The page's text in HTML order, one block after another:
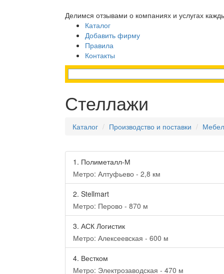
Делимся отзывами о компаниях и услугах
Каталог
Добавить фирму
Правила
Контакты
Стеллажи
Каталог Производство и поставки
1. Полиметалл-М
Метро: Алтуфьево - 2,8 км
2. Stellmart
Метро: Перово - 870 м
3. АСК Логистик
Метро: Алексеевская - 600 м
4. Вестком
Метро: Электрозаводская - 470 м